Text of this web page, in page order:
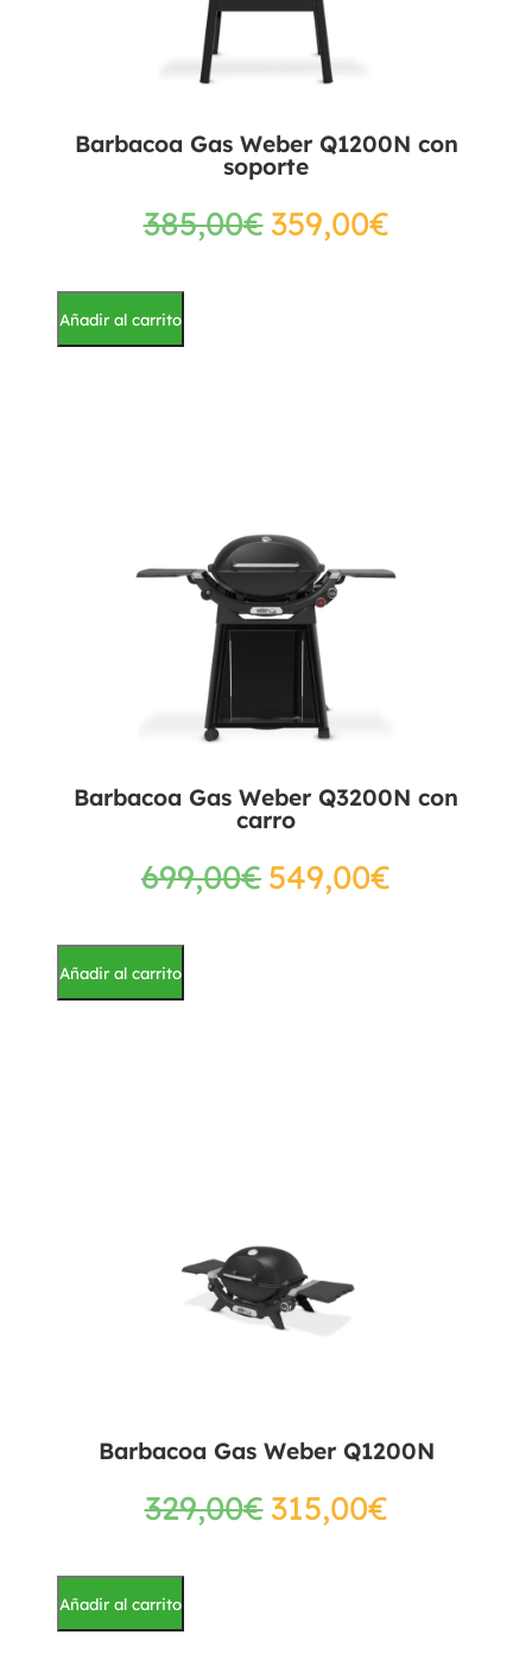
Barbacoa Gas Weber Q1200N con
soporte
385,00€359,00€
Añadir al carrito
Barbacoa Gas Weber Q3200N con
carro
699,00€ 549,00€
Añadir al carrito
Barbacoa Gas Weber Q1200N
329,00€315,00€
Añadir al carrito